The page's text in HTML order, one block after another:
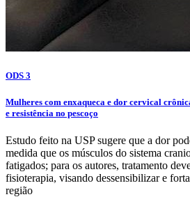
ODS 3
Mulheres com enxaqueca e dor cervical
e resistência no pescoço
Estudo feito na USP sugere que a dor
medida que os músculos do sistema
fatigados; para os autores, tratamento
fisioterapia, visando dessensibilizar e
região